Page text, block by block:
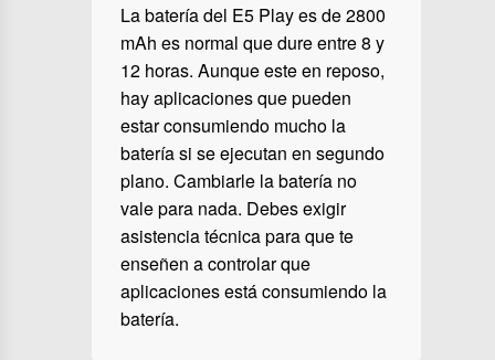
La batería del E5 Play es de 2800
mAh es normal que dure entre 8 y
12 horas. Aunque este en reposo,
hay aplicaciones que pueden
estar consumiendo mucho la
batería si se ejecutan en segundo
plano. Cambiarle la batería no
vale para nada. Debes exigir
asistencia técnica para que te
enseñen a controlar que
aplicaciones está consumiendo la
batería.